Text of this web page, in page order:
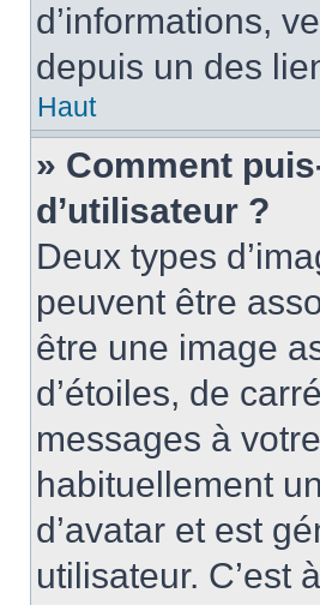
d’informations,
depuis un des
Haut
» Comment
d’utilisateur ?
Deux types
peuvent être
être une image
d’étoiles, de
messages à
habituellement
d’avatar et est
utilisateur. C’est